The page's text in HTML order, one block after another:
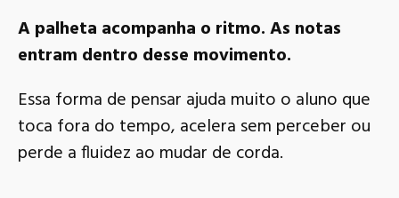
A palheta acompanha o ritmo. As notas
entram dentro desse movimento.
Essa forma de pensar ajuda muito o aluno que
toca fora do tempo, acelera sem perceber ou
perde a fluidez ao mudar de corda.